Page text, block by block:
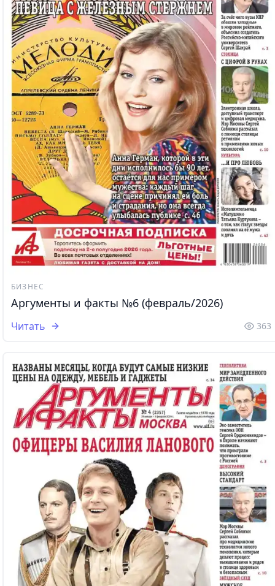
БИЗНЕС
Аргументы и факты №6 (февраль/2026)
Читать 363